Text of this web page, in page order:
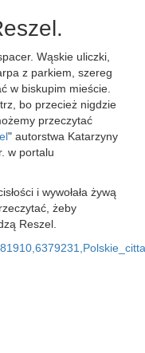
Wąskie uliczki,
z parkiem, szereg
w biskupim mieście.
bo przecież nigdzie
przeczytać
" autorstwa Katarzyny
w portalu
i wywołała żywą
żeby
Reszel.